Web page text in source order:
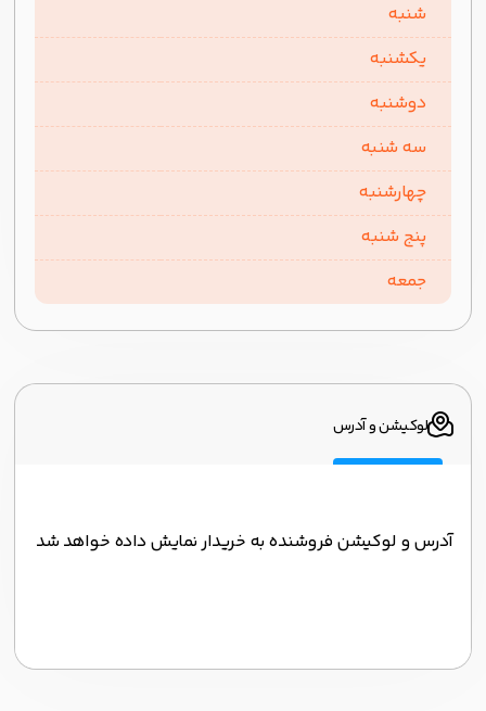
شنبه
یکشنبه
دوشنبه
سه شنبه
چهارشنبه
پنج شنبه
جمعه
لوکیشن و آدرس
آدرس و لوکیشن فروشنده به خریدار نمایش داده خواهد شد